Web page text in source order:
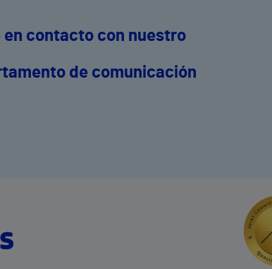
en contacto con nuestro
de comunicación